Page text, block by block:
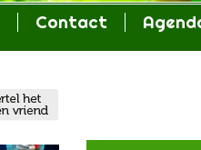
Contact